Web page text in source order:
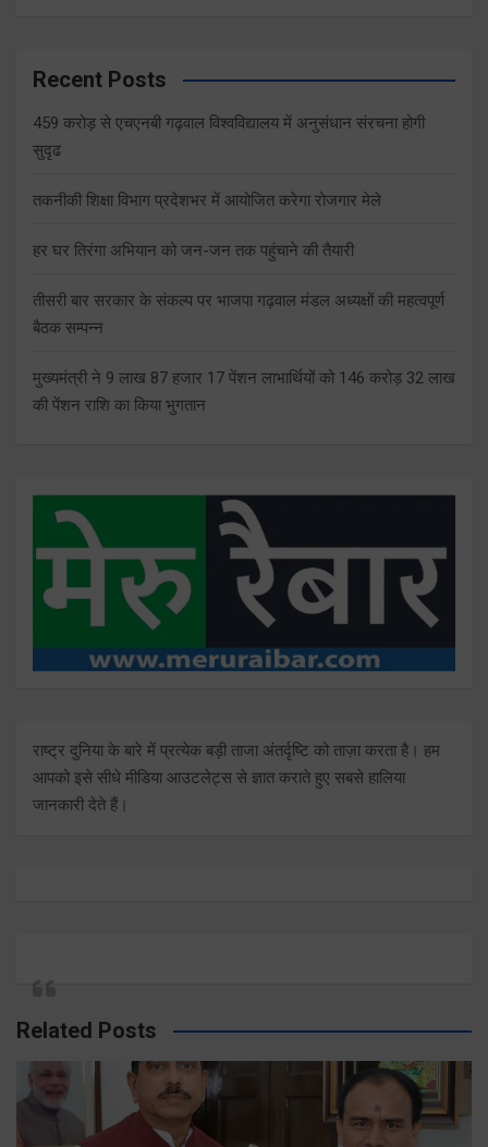
Recent Posts
459 करोड़ से एचएनबी गढ़वाल विश्वविद्यालय में अनुसंधान संरचना होगी
सुदृढ
तकनीकी शिक्षा विभाग प्रदेशभर में आयोजित करेगा रोजगार मेले
हर घर तिरंगा अभियान को जन-जन तक पहुंचाने की तैयारी
तीसरी बार सरकार के संकल्प पर भाजपा गढ़वाल मंडल अध्यक्षों की महत्वपूर्ण
बैठक सम्पन्न
मुख्यमंत्री ने 9 लाख 87 हजार 17 पेंशन लाभार्थियों को 146 करोड़ 32 लाख
की पेंशन राशि का किया भुगतान
राष्ट्र दुनिया के बारे में प्रत्येक बड़ी ताजा अंतर्दृष्टि को ताज़ा करता है। हम
आपको इसे सीधे मीडिया आउटलेट्स से ज्ञात कराते हुए सबसे हालिया
जानकारी देते हैं।
Related Posts